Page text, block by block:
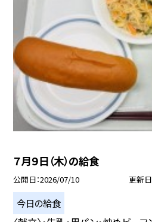
７月９日（木）の給食
公開日 2026/07/10 更新日
今日の給食